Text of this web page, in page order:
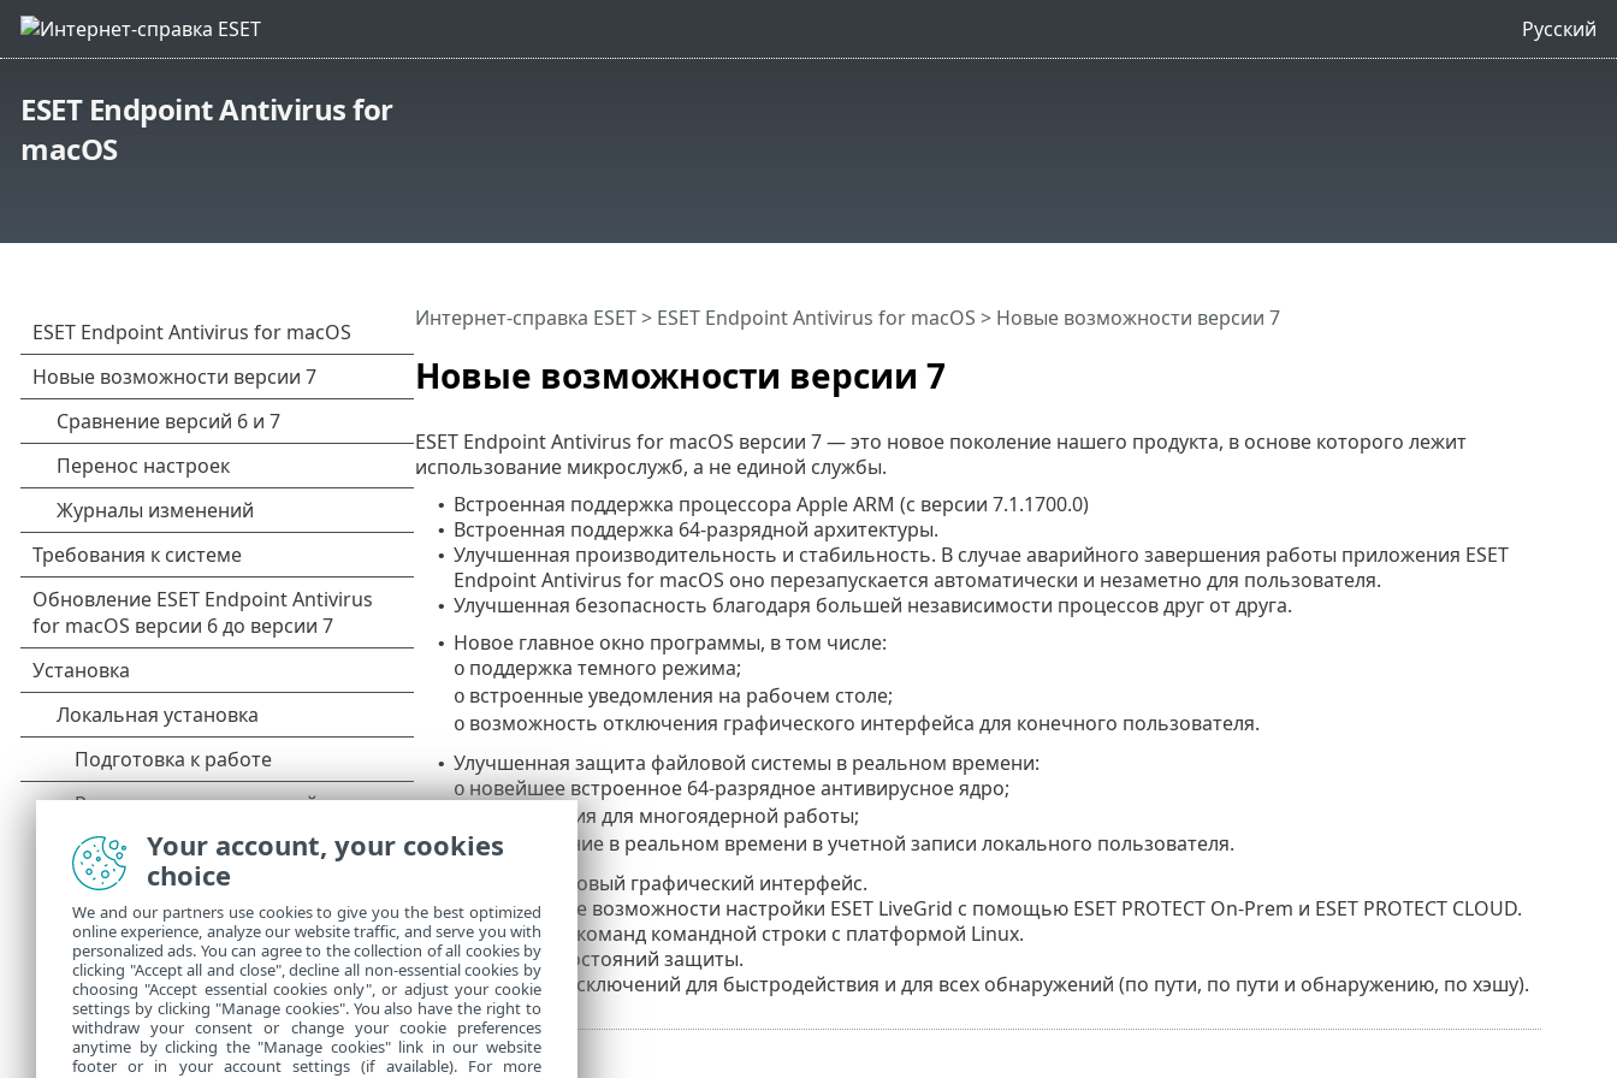
Русский
ESET Endpoint Antivirus for
macOS
Новые возможности версии 7
Интернет-справка ESET> ESET Endpoint Antivirus for macOS > Новые возможности версии 7
ESET Endpoint Antivirus for macOS версии 7 — это новое поколение нашего продукта, в основе которого лежит
использование микрослужб, а не единой службы.
• Встроенная поддержка процессора Apple ARM (с версии 7.1.1700.0)
• Встроенная поддержка 64-разрядной архитектуры.
• Улучшенная производительность и стабильность. В случае аварийного завершения работы приложения ESET
Endpoint Antivirus for macOS оно перезапускается автоматически и незаметно для пользователя.
• Улучшенная безопасность благодаря большей независимости процессов друг от друга.
• Новое главное окно программы, в том числе:
o поддержка темного режима;
o встроенные уведомления на рабочем столе;
o возможность отключения графического интерфейса для конечного пользователя.
• Улучшенная защита файловой системы в реальном времени:
oновейшее встроенное 64-разрядное антивирусное ядро;
оптимизация для многоядерной работы;
oсканирование в реальном времени в учетной записи локального пользователя.
Абсолютно новый графический интерфейс.
• Расширенные возможности настройки ESET LiveGrid с помощью ESET PROTECT On-Prem и ESET PROTECT CLOUD.
• Унификация команд командной строки с платформой Linux.
• Настройка состояний защиты.
• Поддержка исключений для быстродействия и для всех обнаружений (по пути, по пути и обнаружению, по хэшу).
Your account, your cookies
choice
We and our partners use cookies to give you the best optimized
online experience, analyze our website traffic, and serve you with
personalized ads. You can agree to the collection of all cookies by
clicking "Accept all and close", decline all non-essential cookies by
choosing "Accept essential cookies only", or adjust your cookie
settings by clicking "Manage cookies". You also have the right to
withdraw your consent or change your cookie preferences
anytime by clicking the "Manage cookies" link in our website
footer or in your account settings (if available). For more